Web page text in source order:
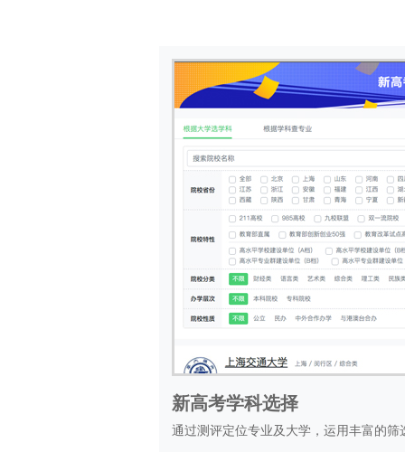
新高考学科选择
通过测评定位专业及大学，运用丰富的